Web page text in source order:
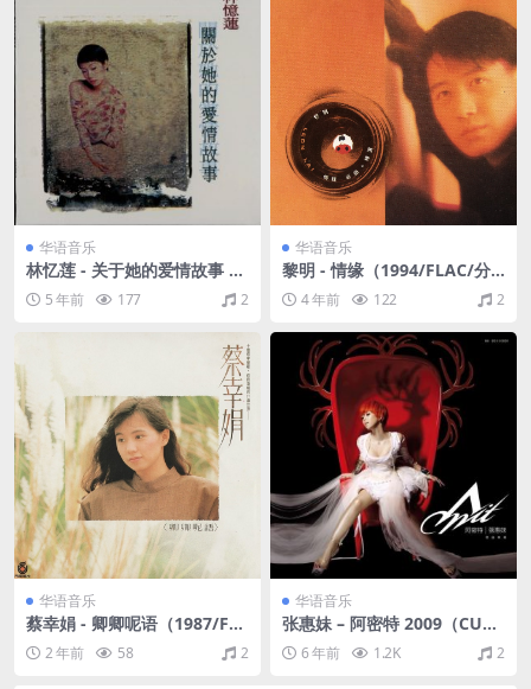
华语音乐
林忆莲 - 关于她的爱情故事 精
选14 台湾K1首版 1994（WAV
+CUE/整轨/575M）
5 年前 177 2
华语音乐
黎明 - 情缘（1994/FLAC/分
轨/308M）
4 年前 122 2
华语音乐
蔡幸娟 - 卿卿呢语（1987/FL
AC/分轨/218M）
2 年前 58 2
华语音乐
张惠妹 – 阿密特 2009（CUE+
WAV/整轨/507M）
6 年前 1.2K 2